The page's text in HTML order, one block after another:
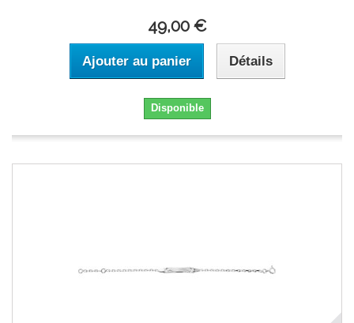
49,00 €
Ajouter au panier Détails
Disponible